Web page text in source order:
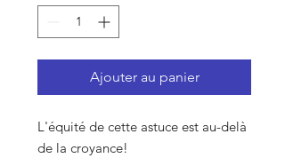
Ajouter au panier
L'équité de cette astuce est au-delà
de la croyance!